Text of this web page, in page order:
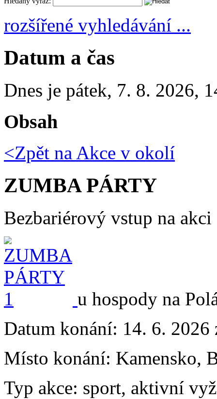
rozšířené vyhledávání ...
Datum a čas
Dnes je pátek, 7. 8. 2026,
Obsah
<Zpět na Akce v okolí
ZUMBA PÁRTY
Bezbariérový vstup na akci
u hospody na
Datum konání: 14. 6. 2026
Místo konání: Kamensko,
Typ akce: sport, aktivní